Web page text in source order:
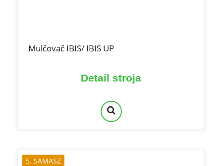
Mulčovač IBIS/ IBIS UP
Detail stroja
5. SAMASZ